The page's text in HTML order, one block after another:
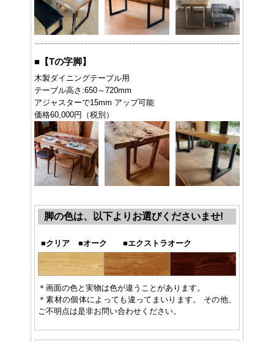
■ 【Tの字脚】
木製ダイニングテーブル用
テーブル高さ:650～720mm
アジャスターで15mm アップ可能
価格60,000円（税別）
脚の色は、以下よりお選びくださいませ!
■クリア ■オーク ■エクストラオーク
＊画面の色と実物は色が違うことがあります。
＊素材の個体によっても違ってまいります。 その他、
ご不明点は是非お問い合わせください。